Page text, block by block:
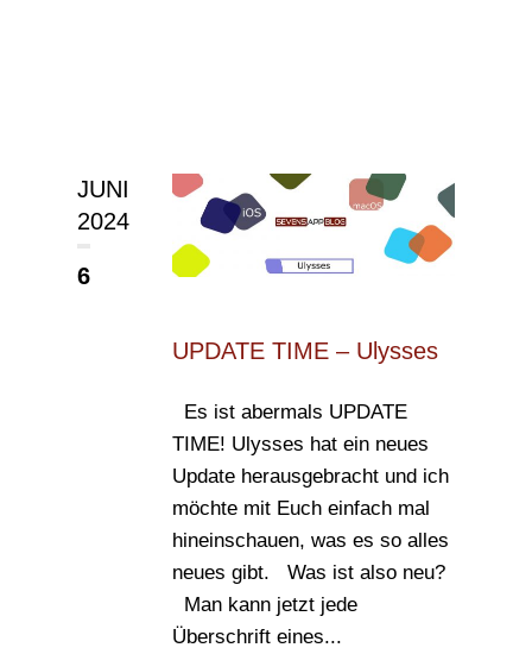
JUNI
2024
6
UPDATE TIME – Ulysses
Es ist abermals UPDATE
TIME! Ulysses hat ein neues
Update herausgebracht und ich
möchte mit Euch einfach mal
hineinschauen, was es so alles
neues gibt. Was ist also neu?
Man kann jetzt jede
Überschrift eines...